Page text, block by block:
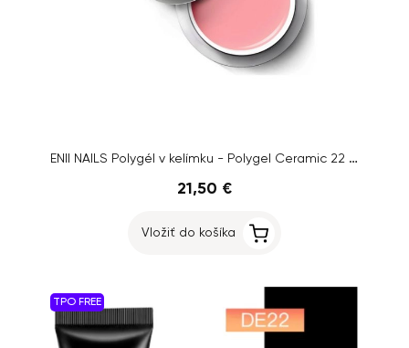
ENII NAILS Polygél v kelímku - Polygel Ceramic 22 Light Peach, 40ml
21,50 €
Vložiť do košíka
TPO FREE